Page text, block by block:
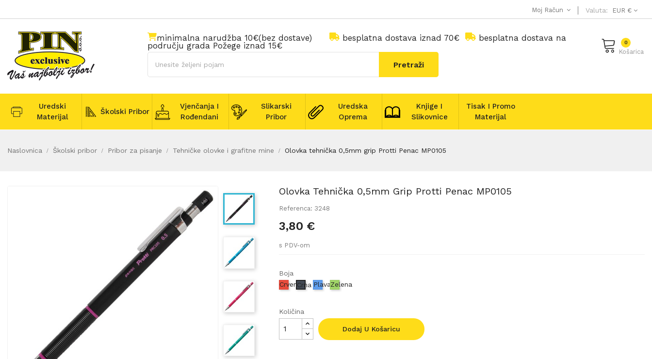
Valuta: EUR €
Moj Račun
Košarica
0
minimalna narudžba 10€(bez dostave) besplatna dostava iznad 70€
besplatna dostava na
području grada Požege iznad 15€
Pretraži
Uredski
Materijal
Školski Pribor
Vjenčanja I
Rođendani
Slikarski
Pribor
Uredska
Oprema
Knjige I
Slikovnice
Tisak I Promo
Materijal
Naslovnica Školski pribor Pribor za pisanje Tehničke olovke i grafitne mine Olovka tehnička 0,5mm grip Protti Penac MP0105
Olovka Tehnička 0,5mm Grip Protti Penac MP0105
Referenca: 3248
3,80 €
s PDV-om
Boja
CrvenaCrna PlavaZelena
Količina
Dodaj U Košaricu